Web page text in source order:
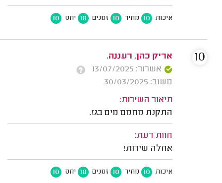
איכות 10 מחיר 10 זמנים 10 יחס 10
אריק כהן, רעננה.
אשרור: 13/07/2025
משוב: 30/03/2025
תיאור השירות:
התקנת מחמם מים בגז.
חוות דעת:
אחלה שירות!
איכות 10 מחיר 10 זמנים 10 יחס 10
10